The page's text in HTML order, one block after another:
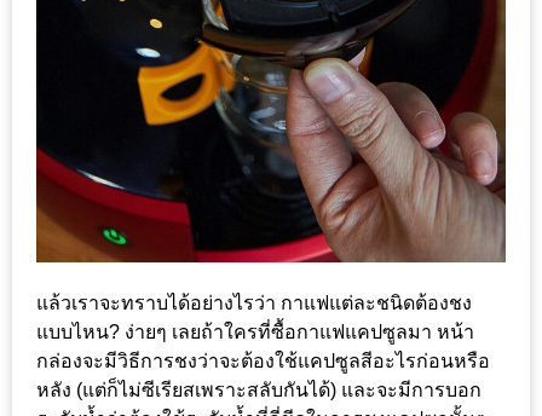
อาหาร
เข้า
ที่สุด
ประจำ
ปี
กิจกรรม
ชิง
รางวัล
แล้วเราจะทราบได้อย่างไรว่า กาแฟแต่ละชนิดต้องชง
แบบไหน? ง่ายๆ เลยถ้าใครที่ซื้อกาแฟแคปซูลมา หน้า
กล่องจะมีวิธีการชงว่าจะต้องใช้แคปซูลสีอะไรก่อนหรือ
หลัง (แต่ก็ไม่ซีเรียสเพราะสลับกันได้) และจะมีการบอก